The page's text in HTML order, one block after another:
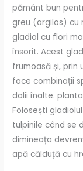
pământ bun
greu (argilos) cu
gladiol cu ​​flori
însorit. Acest
frumoasă și, prin
face combinații
dalii înalte.
Folosești
tulpinile când se
dimineața
apă călduță cu